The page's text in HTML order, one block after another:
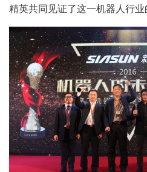
精英共同见证了这一机器人行业